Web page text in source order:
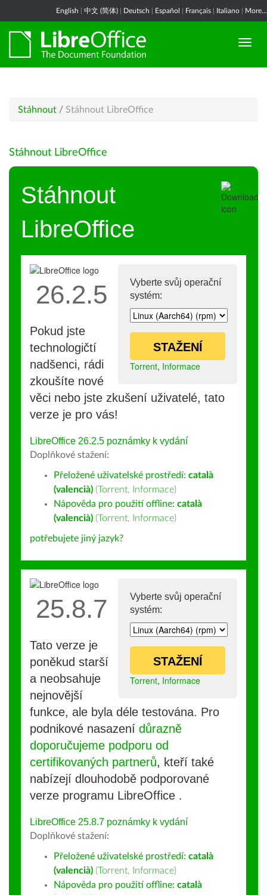
English 中文 (简体) Deutsch Español Français Italiano More...
Stáhnout / Stáhnout LibreOffice
Stáhnout LibreOffice
Stáhnout
LibreOffice
Vyberte svůj operační
systém:
STAŽENÍ
Torrent, Informace
26.2.5
Pokud jste
technologičtí
nadšenci, rádi
zkoušíte nové
věci nebo jste zkušení uživatelé, tato
verze je pro vás!
LibreOffice 26.2.5 poznámky k vydání
Doplňkové stažení:
Přeložené uživatelské prostředí: català
(valencià) (Torrent, Informace)
Nápověda pro použití offline: català
(valencià) (Torrent, Informace)
potřebujete jiný jazyk?
Vyberte svůj operační
systém:
STAŽENÍ
Torrent, Informace
25.8.7
Tato verze je
poněkud starší
a neobsahuje
nejnovější
funkce, ale byla déle testována. Pro
podnikové nasazení důrazně
doporučujeme podporu od
certifikovaných partnerů, kteří také
nabízejí dlouhodobě podporované
verze programu LibreOffice .
LibreOffice 25.8.7 poznámky k vydání
Doplňkové stažení:
Přeložené uživatelské prostředí: català
(valencià) (Torrent, Informace)
Nápověda pro použití offline: català